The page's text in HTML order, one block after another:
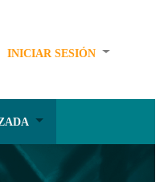
INICIAR SESIÓN